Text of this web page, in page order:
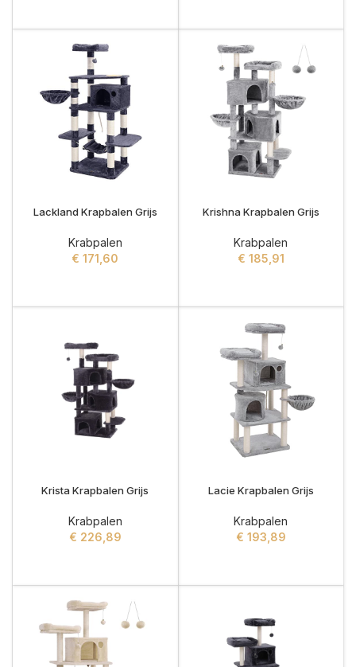
Lackland Krapbalen Grijs
Krabpalen
€ 171,60
Krishna Krapbalen Grijs
Krabpalen
€ 185,91
Krista Krapbalen Grijs
Krabpalen
€ 226,89
Lacie Krapbalen Grijs
Krabpalen
€ 193,89